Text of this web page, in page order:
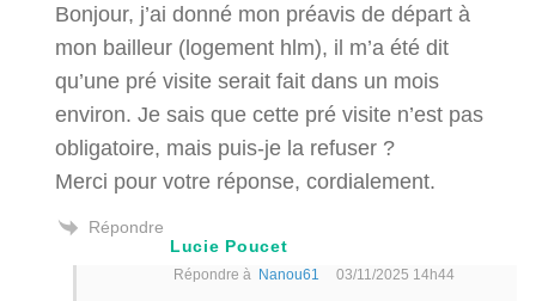
Bonjour, j’ai donné mon préavis de départ à
mon bailleur (logement hlm), il m’a été dit
qu’une pré visite serait fait dans un mois
environ. Je sais que cette pré visite n’est pas
obligatoire, mais puis-je la refuser ?
Merci pour votre réponse, cordialement.
Répondre
Lucie Poucet
Répondre à Nanou61 03/11/2025 14h44